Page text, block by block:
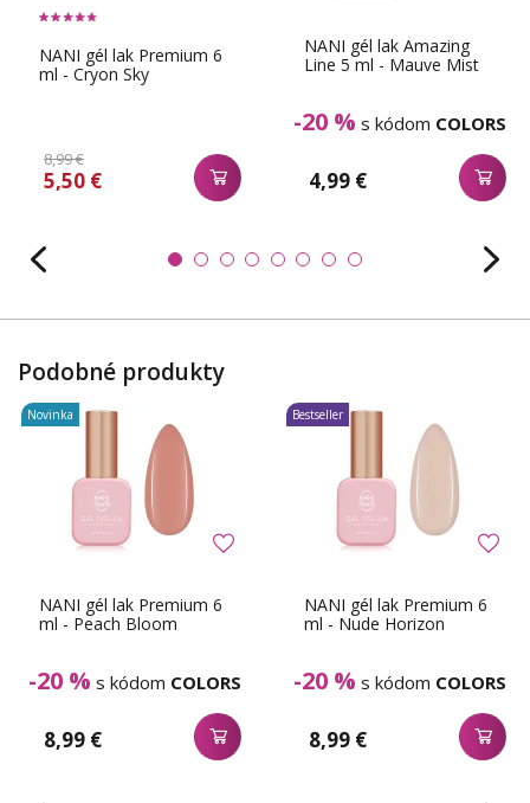
NANI gél lak Premium 6
ml - Cryon Sky
8,99 €
5,50 €
NANI gél lak Amazing
Line 5 ml - Mauve Mist
-20 % s kódom COLORS
4,99 €
Podobné produkty
NANI gél lak Premium 6
ml - Peach Bloom
-20 % s kódom COLORS
8,99 €
Novinka
NANI gél lak Premium 6
ml - Nude Horizon
-20 % s kódom COLORS
8,99 €
Bestseller